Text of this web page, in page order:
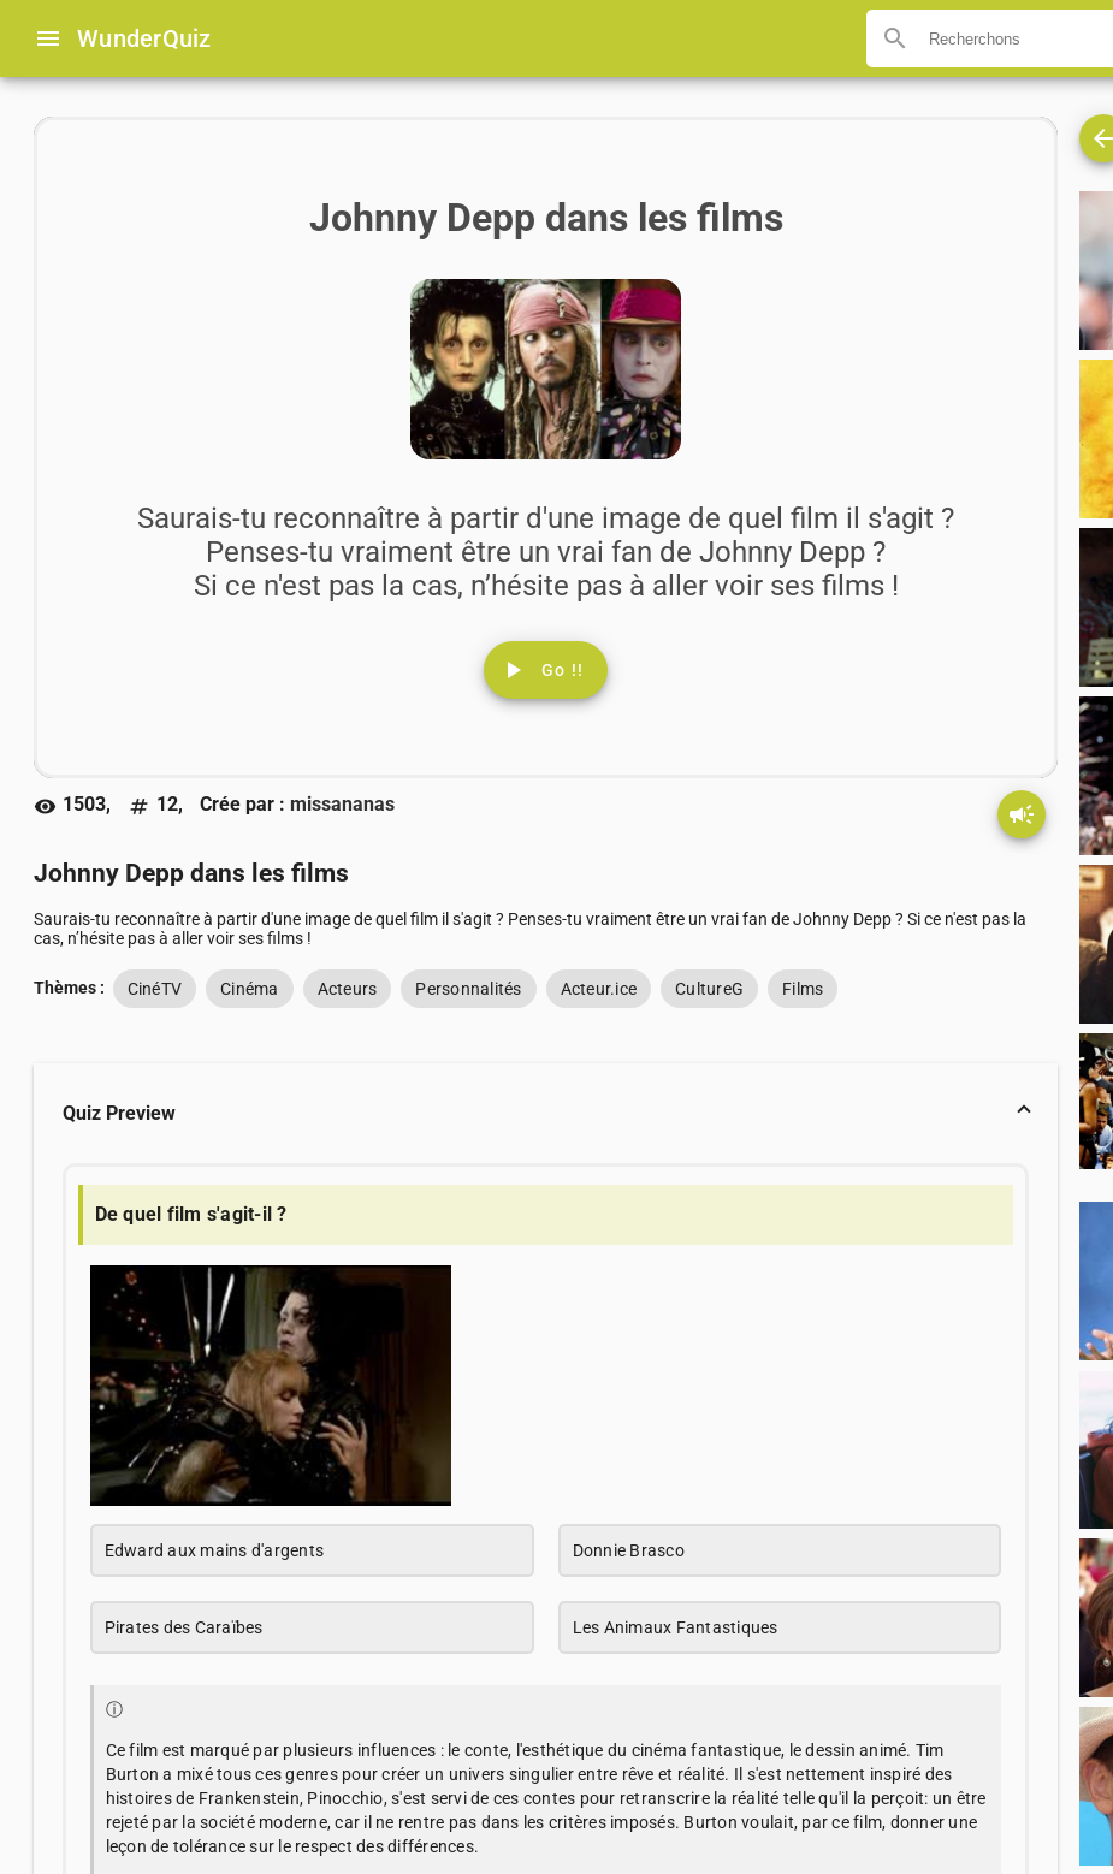
menu WunderQuiz search
Johnny Depp dans les films
Saurais-tu reconnaître à partir d'une image de quel film il s'agit ?
Penses-tu vraiment être un vrai fan de Johnny Depp ?
Si ce n'est pas la cas, n’hésite pas à aller voir ses films !
play_arrow Go !!
visibility 1503, numbers 12, Crée par : missananas campaign
Johnny Depp dans les films
Saurais-tu reconnaître à partir d'une image de quel film il s'agit ? Penses-tu vraiment être un vrai fan de Johnny Depp ? Si ce n'est pas la
cas, n’hésite pas à aller voir ses films !
Thèmes : CinéTV Cinéma Acteurs Personnalités Acteur.ice CultureG Films
Quiz Preview
De quel film s'agit-il ?
Edward aux mains d'argents Donnie Brasco
Pirates des Caraïbes Les Animaux Fantastiques
ⓘ
Ce film est marqué par plusieurs influences : le conte, l'esthétique du cinéma fantastique, le dessin animé. Tim
Burton a mixé tous ces genres pour créer un univers singulier entre rêve et réalité. Il s'est nettement inspiré des
histoires de Frankenstein, Pinocchio, s'est servi de ces contes pour retranscrire la réalité telle qu'il la perçoit: un être
rejeté par la société moderne, car il ne rentre pas dans les critères imposés. Burton voulait, par ce film, donner une
leçon de tolérance sur le respect des différences.
arrow_back